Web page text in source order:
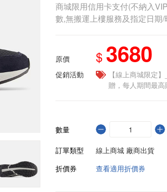
商城限用信用卡支付(不納入
數,無搬運上樓服務及指定日期/
原價 $ 3680
促銷活動
【線上商城限定
贈，每人期間最高
數量
訂單類型
線上商城 廠商出貨
折價券
查看適用折價券